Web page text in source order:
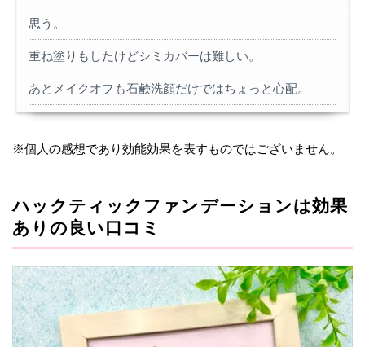
思う。
重ね塗りもしたけどシミカバーは難しい。
あとメイクオフも石鹸洗顔だけではちょっと心配。
※個人の感想であり効能効果を表すものではございません。
ハックティックファンデーションは効果
ありの良い口コミ